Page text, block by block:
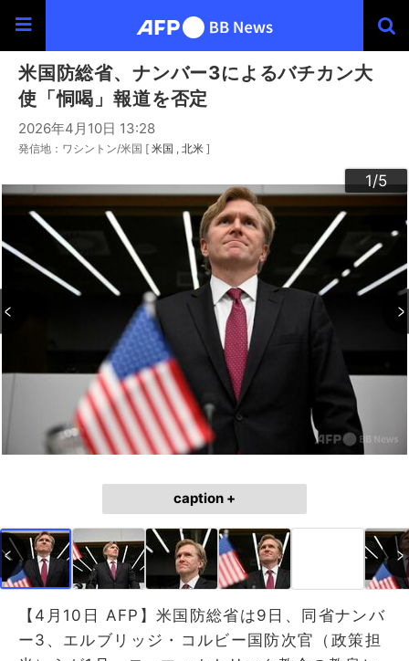
米国防総省、ナンバー3によるバチカン大
使「恫喝」報道を否定
2026年4月10日 13:28
発信地：ワシントン/米国 [ 米国 北米 ]
1/5
2/5
3/5
4/5
5/5
caption +
【4月10日 AFP】米国防総省は9日、同省ナンバ
ー3、エルブリッジ・コルビー国防次官（政策担